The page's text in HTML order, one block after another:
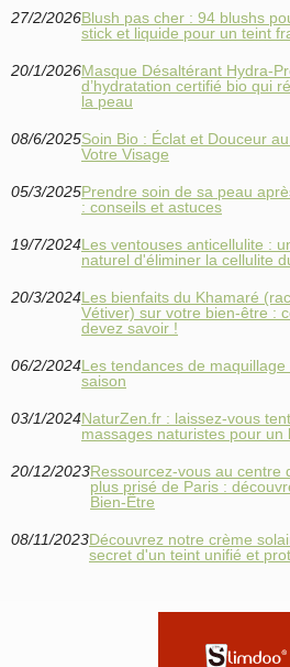
27/2/2026Blush pas cher : 94 blushs
stick et liquide pour un teint
20/1/2026Masque Désaltérant
d’hydratation certifié bio qui
la peau
08/6/2025Soin Bio : Éclat et Douceur
Votre Visage
05/3/2025Prendre soin de sa peau
: conseils et astuces
19/7/2024Les ventouses anticellulite :
naturel d'éliminer la cellulite
20/3/2024Les bienfaits du Khamaré
Vétiver) sur votre bien-être :
devez savoir !
06/2/2024Les tendances de
saison
03/1/2024NaturZen.fr : laissez-vous
massages naturistes pour un
20/12/2023Ressourcez-vous au centre
plus prisé de Paris :
Bien-Être
08/11/2023Découvrez notre crème
secret d'un teint unifié et